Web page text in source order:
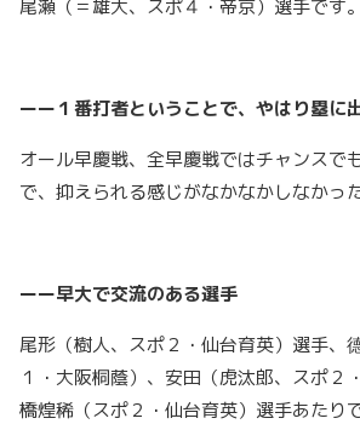
尾瀬（＝雄大、スポ４・帝京）選手です。
ーー１番打者ということで、やはり塁に
オール早慶戦、全早慶戦ではチャンスで
で、抑えられる感じがなかなかしなかっ
ーー早大で交流のある選手
尾形（樹人、スポ２・仙台育英）選手、
１・大阪桐蔭）、安田（虎汰郎、スポ２
橋煌稀（スポ２・仙台育英）選手あたり